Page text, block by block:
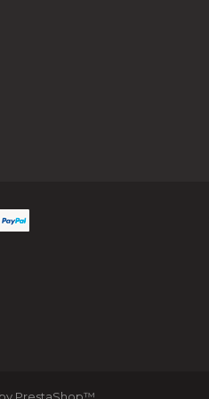
PrestaShop™